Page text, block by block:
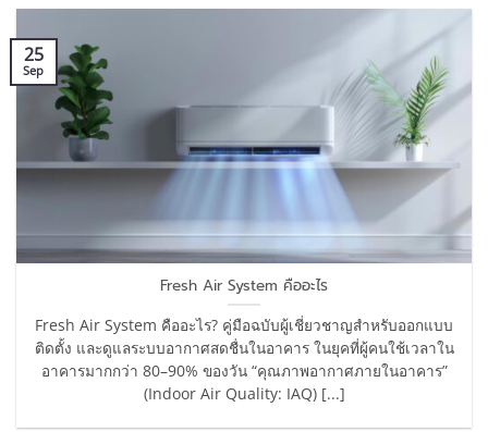
Fresh Air System คืออะไร
Fresh Air System คืออะไร? คู่มือฉบับผู้เชี่ยวชาญสำหรับออกแบบ
ติดตั้ง และดูแลระบบอากาศสดชื่นในอาคาร ในยุคที่ผู้คนใช้เวลาใน
อาคารมากกว่า 80–90% ของวัน “คุณภาพอากาศภายในอาคาร”
(Indoor Air Quality: IAQ) [...]
25
Sep